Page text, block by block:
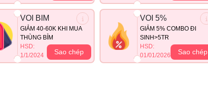
VOI BIM
GIẢM 40-60K KHI MUA
THÙNG BỈM
HSD:
1/1/2024
Sao chép
VOI 5%
GIẢM 5% COMBO ĐI
SINH>5TR
HSD:
01/01/2026
Sao chép